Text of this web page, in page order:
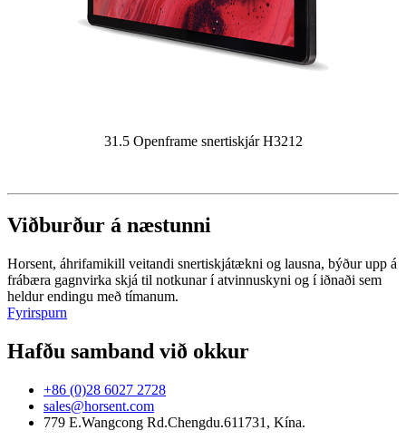
31.5 Openframe snertiskjár H3212
Viðburður á næstunni
Horsent, áhrifamikill veitandi snertiskjátækni og lausna, býður upp á
frábæra gagnvirka skjá til notkunar í atvinnuskyni og í iðnaði sem
heldur endingu með tímanum.
Fyrirspurn
Hafðu samband við okkur
+86 (0)28 6027 2728
sales@horsent.com
779 E.Wangcong Rd.Chengdu.611731, Kína.